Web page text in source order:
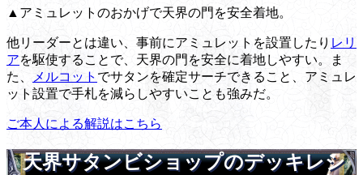
▲アミュレットのおかげで天界の門を安全着地。
他リーダーとは違い、事前にアミュレットを設置したり レリ
アを駆使することで、天界の門を安全に着地しやすい。ま
た、
メルコット でサタンを確定サーチできること、アミュレ
ット設置で手札を減らしやすいことも強みだ。
ご本人による解説はこちら
天界サタンビショップのデッキレシ